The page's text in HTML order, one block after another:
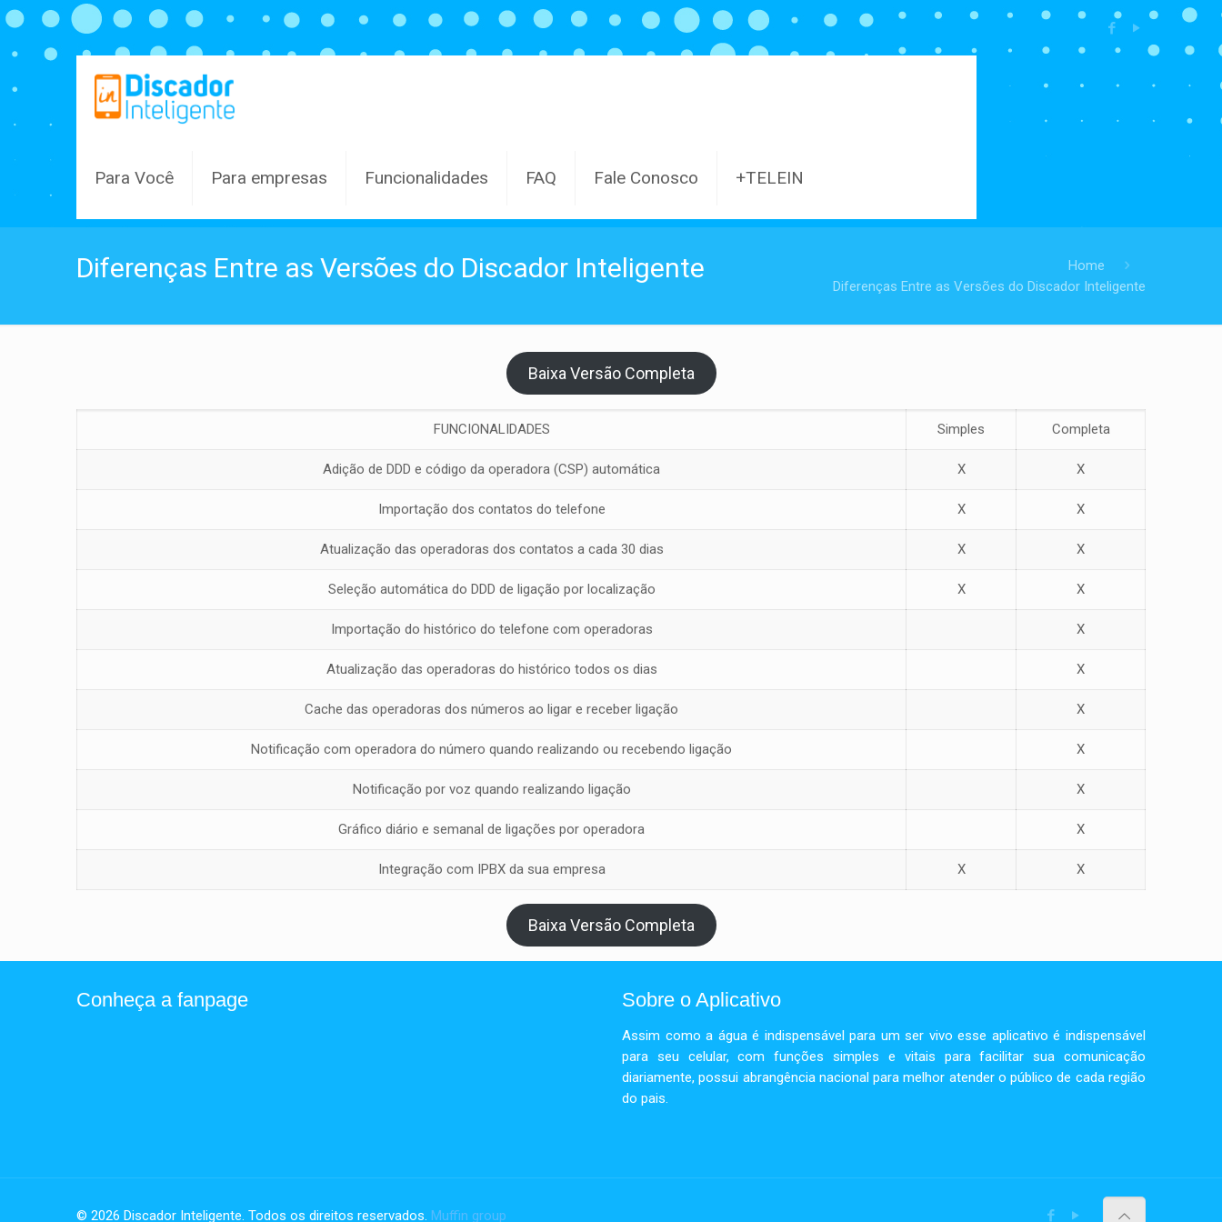
Para Você Para empresas Funcionalidades FAQ Fale Conosco +TELEIN
Diferenças Entre as Versões do Discador Inteligente
Home
Diferenças Entre as Versões do Discador Inteligente
Baixa Versão Completa
FUNCIONALIDADES Simples Completa
Adição de DDD e código da operadora (CSP) automática X X
Importação dos contatos do telefone X X
Atualização das operadoras dos contatos a cada 30 dias X X
Seleção automática do DDD de ligação por localização X X
Importação do histórico do telefone com operadoras X
Atualização das operadoras do histórico todos os dias X
Cache das operadoras dos números ao ligar e receber ligação X
Notificação com operadora do número quando realizando ou recebendo ligação X
Notificação por voz quando realizando ligação X
Gráfico diário e semanal de ligações por operadora X
Integração com IPBX da sua empresa X X
Baixa Versão Completa
Conheça a fanpage Sobre o Aplicativo
Assim como a água é indispensável para um ser vivo esse aplicativo é indispensável
para seu celular, com funções simples e vitais para facilitar sua comunicação
diariamente, possui abrangência nacional para melhor atender o público de cada região
do pais.
© 2026 Discador Inteligente. Todos os direitos reservados. Muffin group